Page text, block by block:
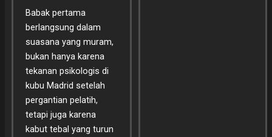
Babak pertama
berlangsung dalam
suasana yang muram,
bukan hanya karena
tekanan psikologis di
kubu Madrid setelah
pergantian pelatih,
tetapi juga karena
kabut tebal yang turun